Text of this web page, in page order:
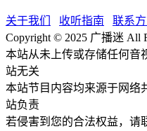
关于我们 收听指南 联系
Copyright © 2025 广播迷 All
本站从未上传或存储任何音
站无关
本站节目内容均来源于网络
站负责
若侵害到您的合法权益，请